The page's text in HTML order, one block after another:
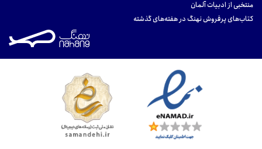
منتخبی از ادبیات آلمان
کتاب‌های پرفروش نهنگ در هفته‌های گذشته